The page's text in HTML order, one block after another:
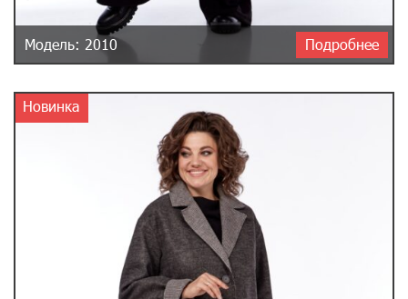
Модель: 2010 Подробнее
Новинка